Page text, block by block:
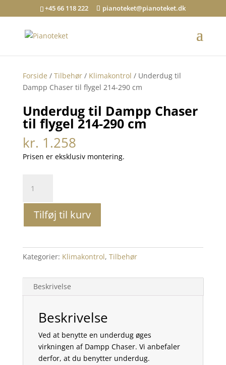
+45 66 118 222 pianoteket@pianoteket.dk
Forside / Tilbehør/ Klimakontrol / Underdug til
Dampp Chaser til flygel 214-290 cm
Underdug til Dampp Chaser
til flygel 214-290 cm
kr. 1.258
Prisen er eksklusiv montering.
Dampp
Chaser
til
214-
290
antal
Tilføj til kurv
Kategorier: Klimakontrol, Tilbehør
Beskrivelse
Beskrivelse
Ved at benytte en underdug øges
virkningen af Dampp Chaser. Vi anbefaler
derfor, at du benytter underdug.